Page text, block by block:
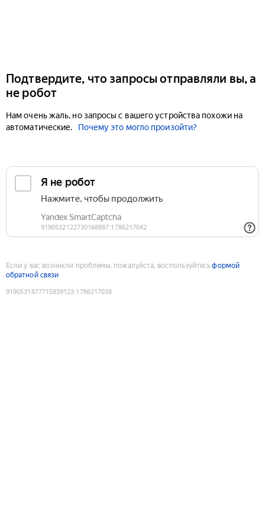
Подтвердите, что запросы отправляли вы, а
не робот
Нам очень жаль, но запросы с вашего устройства похожи на
автоматические.
Почему это могло произойти?
Если у вас возникли проблемы, пожалуйста, воспользуйтесьформой
обратной связи
9190531877715839123:1786217038